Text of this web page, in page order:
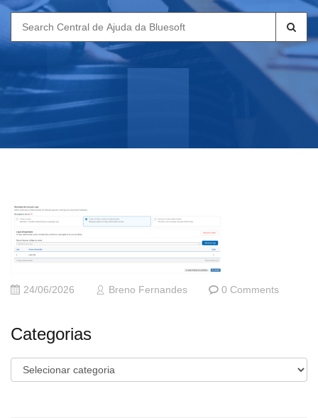
Search
for:
24/06/2026 Breno Fernandes 0 Comments
Categorias
Categorias